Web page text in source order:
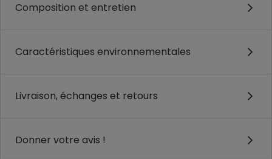
Composition et entretien
Caractéristiques environnementales
Livraison, échanges et retours
Donner votre avis !